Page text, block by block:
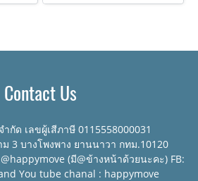
Contact Us
กัด เลขผู้เสีภาษี 0115558000031
3 บางโพงพาง ยานนาวา กทม.10120
(มี@ข้างหน้าด้วยนะคะ) FB:
You tube chanal : happymove